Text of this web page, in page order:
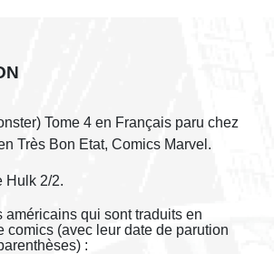
Tome 4 en Français paru chez
Très Bon Etat, Comics Marvel.
Hulk 2/2.
américains qui sont traduits en
comics (avec leur date de parution
: